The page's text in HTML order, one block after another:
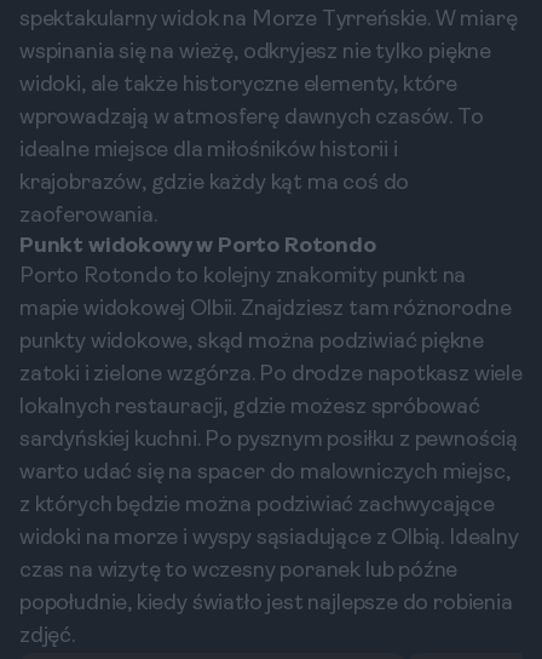
spektakularny widok na Morze Tyrreńskie. W miarę
wspinania się na wieżę, odkryjesz nie tylko piękne
widoki, ale także historyczne elementy, które
wprowadzają w atmosferę dawnych czasów. To
idealne miejsce dla miłośników historii i
krajobrazów, gdzie każdy kąt ma coś do
zaoferowania.
Punkt widokowy w Porto Rotondo
Porto Rotondo to kolejny znakomity punkt na
mapie widokowej Olbii. Znajdziesz tam różnorodne
punkty widokowe, skąd można podziwiać piękne
zatoki i zielone wzgórza. Po drodze napotkasz wiele
lokalnych restauracji, gdzie możesz spróbować
sardyńskiej kuchni. Po pysznym posiłku z pewnością
warto udać się na spacer do malowniczych miejsc,
z których będzie można podziwiać zachwycające
widoki na morze i wyspy sąsiadujące z Olbią. Idealny
czas na wizytę to wczesny poranek lub późne
popołudnie, kiedy światło jest najlepsze do robienia
zdjęć.